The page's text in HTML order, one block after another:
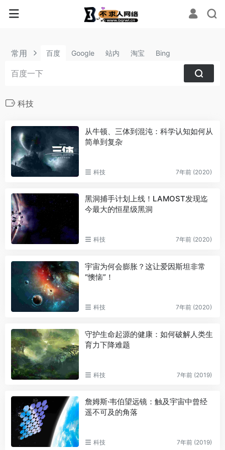
常用 百度 Google 站内 淘宝 Bing
科技
从牛顿、三体到混沌：科学认知如何从
简单到复杂
科技 7年前 (2020)
黑洞捕手计划上线！LAMOST发现迄
今最大的恒星级黑洞
科技 7年前 (2020)
宇宙为何会膨胀？这让爱因斯坦非常
“懊恼”！
科技 7年前 (2020)
守护生命起源的健康：如何破解人类生
育力下降难题
科技 7年前 (2019)
詹姆斯·韦伯望远镜：触及宇宙中曾经
遥不可及的角落
科技 7年前 (2019)